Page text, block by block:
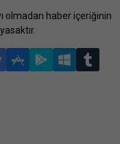
olmadan haber içeriğinin